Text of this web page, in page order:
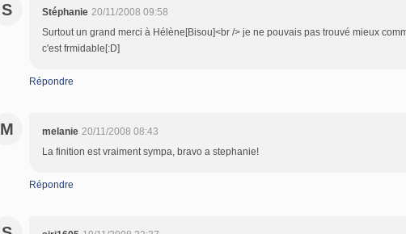
S Stéphanie 20/11/2008 09:58
Surtout un grand merci à Hélène[Bisou]<br /> je ne pouvais pas trouvé mieux
c'est frmidable[:D]
Répondre
M melanie 20/11/2008 08:43
La finition est vraiment sympa, bravo a stephanie!
Répondre